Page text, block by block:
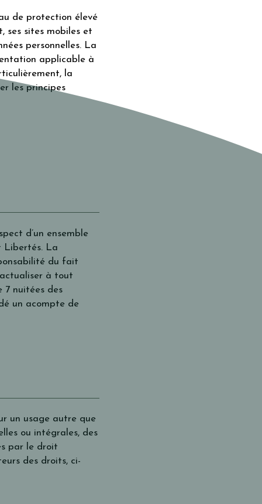
de protection élevé
ses sites mobiles et
personnelles. La
applicable à
la
les principes
d’un ensemble
Libertés. La
du fait
à tout
7 nuitées des
un acompte de
un usage autre que
ou intégrales, des
par le droit
des droits, ci-